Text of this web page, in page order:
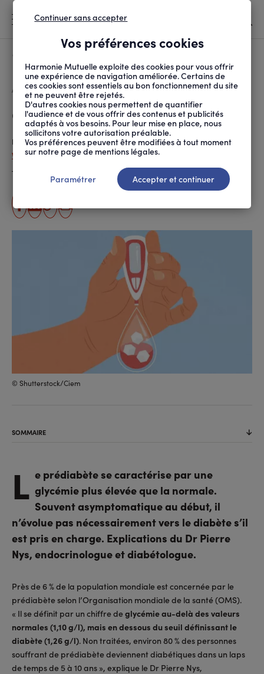
D'ARIANE
ACCUEIL SANTÉ ET SOINS MALADIES ET TRAITEMENTS QU’EST-CE QUE LE PRÉ...
Qu’est-ce que le prédiabète ?
Publié le26.02.2025
Violaine Chatal (ANPM-FRANCE MUTUALITÉ)
Temps de lecture estimé 4 minute(s)
partager
sur
partager
sur
Copier
l'URL
Imprimer
© Shutterstock/Ciem
SOMMAIRE
L e prédiabète se caractérise par une
glycémie plus élevée que la normale.
Souvent asymptomatique au début, il
n’évolue pas nécessairement vers le diabète s’il
est pris en charge. Explications du Dr Pierre
Nys, endocrinologue et diabétologue.
Près de 6 % de la population mondiale est concernée par le
prédiabète selon l’Organisation mondiale de la santé (OMS).
« Il se définit par un chiffre deglycémie au-delà des valeurs
normales (1,10 g/l), mais en dessous du seuil définissant le
diabète (1,26 g/l). Non traitées, environ 80 % des personnes
souffrant de prédiabète deviennent diabétiques dans un laps
de temps de 5 à 10 ans », explique le Dr Pierre Nys,
Vos préférences cookies
Harmonie Mutuelle exploite des cookies pour vous offrir
une expérience de navigation améliorée. Certains de
ces cookies sont essentiels au bon fonctionnement du site
et ne peuvent être rejetés.
D'autres cookies nous permettent de quantifier
l'audience et de vous offrir des contenus et publicités
adaptés à vos besoins. Pour leur mise en place, nous
sollicitons votre autorisation préalable.
Vos préférences peuvent être modifiées à tout moment
sur notre page de mentions légales.
Continuer sans accepter
Paramétrer Accepter et continuer